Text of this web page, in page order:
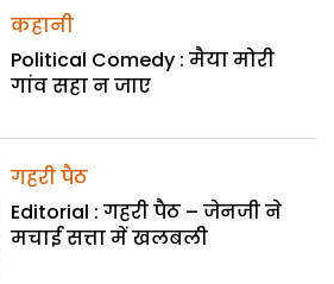
कहानी
Political Comedy : मैया मोरी
गांव सहा न जाए
गहरी पैठ
Editorial : गहरी पैठ – जेनजी ने
मचाई सत्ता में खलबली